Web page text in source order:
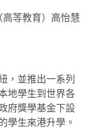
等教育）高怡慧
並推出一系列
地學生到世界各
府獎學基金下設
學生來港升學。